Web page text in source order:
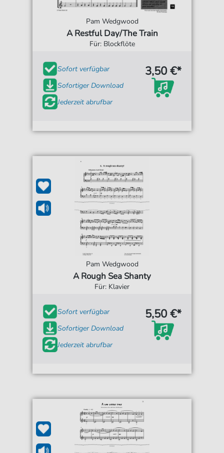
Pam Wedgwood
A Restful Day/The Train
Für: Blockflöte
Sofort verfügbar
Sofortiger Download
Jederzeit abrufbar
3,50 €*
Pam Wedgwood
A Rough Sea Shanty
Für: Klavier
Sofort verfügbar
Sofortiger Download
Jederzeit abrufbar
5,50 €*